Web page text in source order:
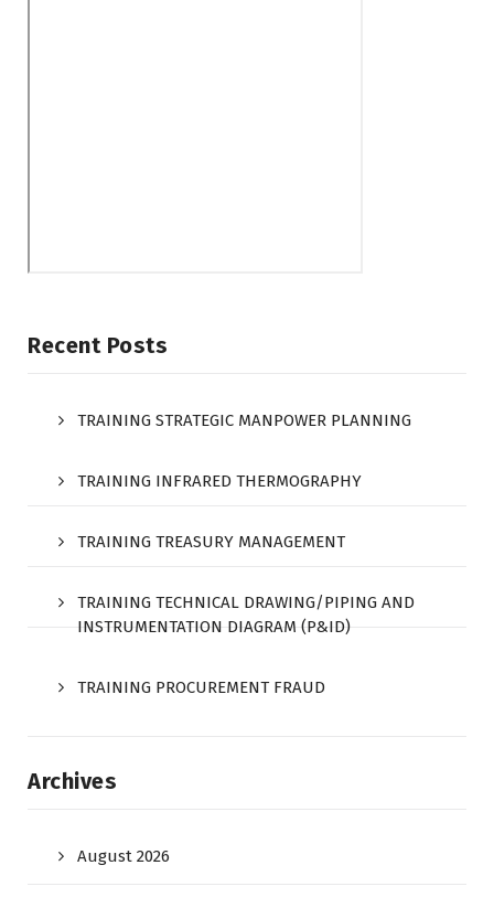
Recent Posts
TRAINING STRATEGIC MANPOWER PLANNING
TRAINING INFRARED THERMOGRAPHY
TRAINING TREASURY MANAGEMENT
TRAINING TECHNICAL DRAWING/PIPING AND
INSTRUMENTATION DIAGRAM (P&ID)
TRAINING PROCUREMENT FRAUD
Archives
August 2026